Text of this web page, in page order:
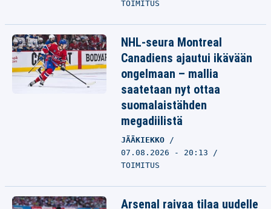
TOIMITUS
NHL-seura Montreal
Canadiens ajautui ikävään
ongelmaan – mallia
saatetaan nyt ottaa
suomalaistähden
megadiilistä
JÄÄKIEKKO
07.08.2026 - 20:13
TOIMITUS
Arsenal raivaa tilaa uudelle